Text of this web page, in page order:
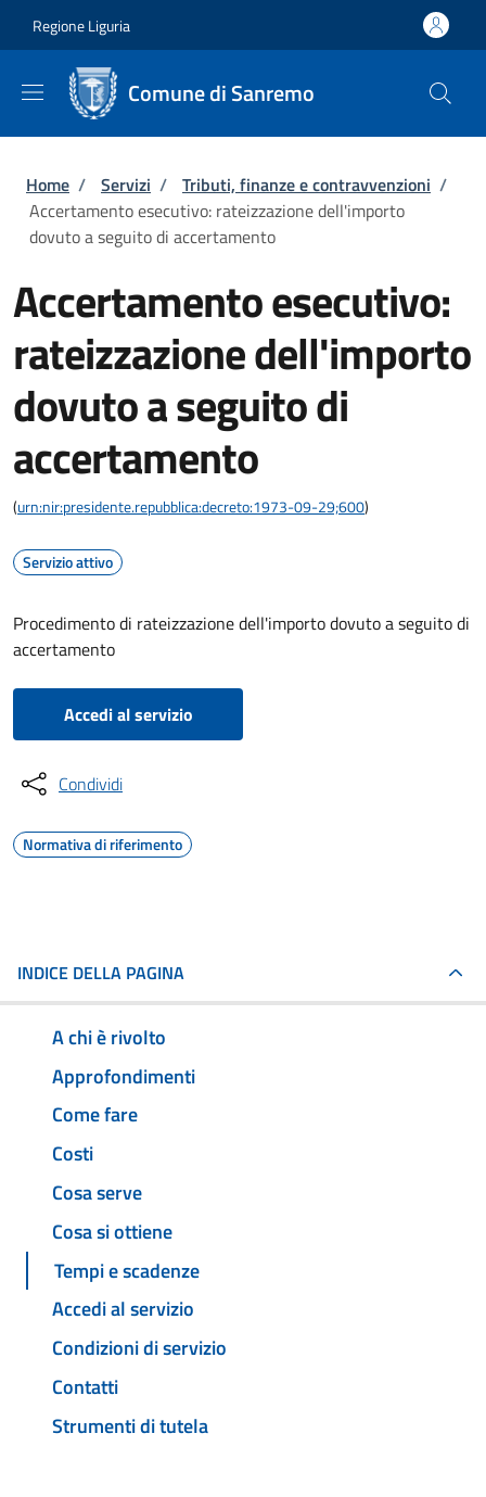
Regione Liguria
Comune di Sanremo
Briciole di pane
Home / Servizi / Tributi, finanze e contravvenzioni /
Accertamento esecutivo: rateizzazione dell'importo
dovuto a seguito di accertamento
Accertamento esecutivo:
rateizzazione dell'importo
dovuto a seguito di
accertamento
(urn:nir:presidente.repubblica:decreto:1973-09-29;600)
Servizio attivo
Procedimento di rateizzazione dell'importo dovuto a seguito di
accertamento
Accedi al servizio
Condividi
Normativa di riferimento
INDICE DELLA PAGINA
A chi è rivolto
Approfondimenti
Come fare
Costi
Cosa serve
Cosa si ottiene
Tempi e scadenze
Accedi al servizio
Condizioni di servizio
Contatti
Strumenti di tutela